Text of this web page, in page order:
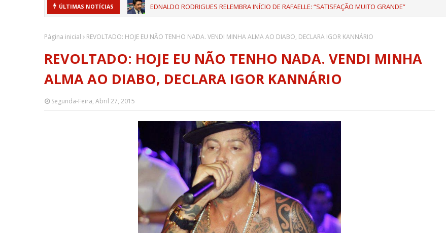
ÚLTIMAS NOTÍCIAS EDNALDO RODRIGUES RELEMBRA INÍCIO DE RAFAELLE: “SATISFAÇÃO MUITO GRANDE”
Página inicial REVOLTADO: HOJE EU NÃO TENHO NADA. VENDI MINHA ALMA AO DIABO, DECLARA IGOR KANNÁRIO
REVOLTADO: HOJE EU NÃO TENHO NADA. VENDI MINHA
ALMA AO DIABO, DECLARA IGOR KANNÁRIO
Segunda-Feira, Abril 27, 2015